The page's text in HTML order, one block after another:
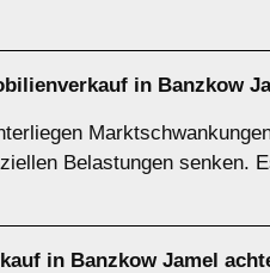
in Banzkow
Belastungen senken.
in Banzkow Jamel